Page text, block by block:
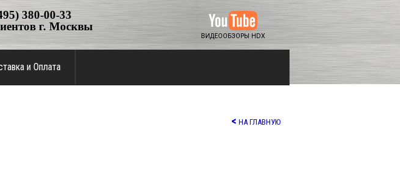
380-00-33
г. Москвы
ВИДЕООБЗОРЫ HDX
и Оплата
< НА ГЛАВНУЮ